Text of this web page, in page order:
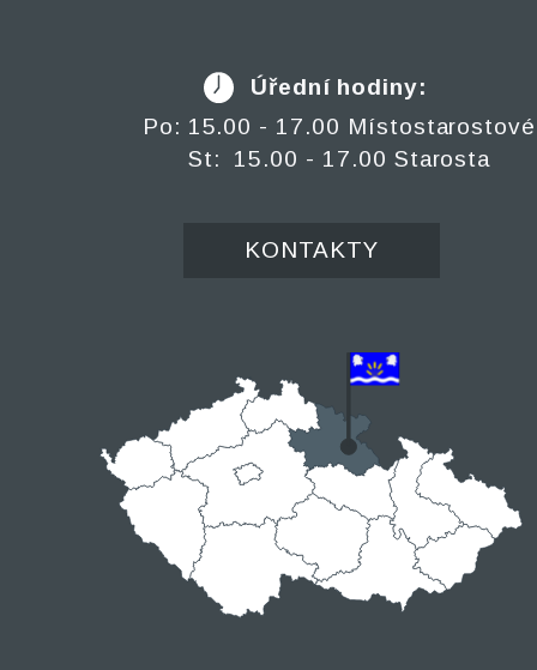
Úřední hodiny:
Po: 15.00 - 17.00 Místostarostové
St: 15.00 - 17.00 Starosta
KONTAKTY